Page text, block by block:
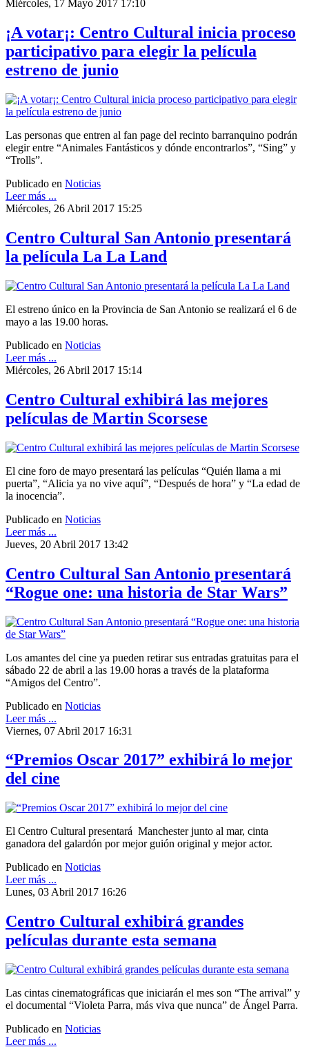
Miércoles, 17 Mayo 2017 17:10
¡A votar¡: Centro Cultural inicia proceso
participativo para elegir la película
estreno de junio
Las personas que entren al fan page del recinto barranquino podrán
elegir entre “Animales Fantásticos y dónde encontrarlos”, “Sing” y
“Trolls”.
Publicado en Noticias
Leer más ...
Miércoles, 26 Abril 2017 15:25
Centro Cultural San Antonio presentará
la película La La Land
El estreno único en la Provincia de San Antonio se realizará el 6 de
mayo a las 19.00 horas.
Publicado en Noticias
Leer más ...
Miércoles, 26 Abril 2017 15:14
Centro Cultural exhibirá las mejores
películas de Martin Scorsese
El cine foro de mayo presentará las películas “Quién llama a mi
puerta”, “Alicia ya no vive aquí”, “Después de hora” y “La edad de
la inocencia”.
Publicado en Noticias
Leer más ...
Jueves, 20 Abril 2017 13:42
Centro Cultural San Antonio presentará
“Rogue one: una historia de Star Wars”
Los amantes del cine ya pueden retirar sus entradas gratuitas para el
sábado 22 de abril a las 19.00 horas a través de la plataforma
“Amigos del Centro”.
Publicado en Noticias
Leer más ...
Viernes, 07 Abril 2017 16:31
“Premios Oscar 2017” exhibirá lo mejor
del cine
El Centro Cultural presentará Manchester junto al mar, cinta
ganadora del galardón por mejor guión original y mejor actor.
Publicado en Noticias
Leer más ...
Lunes, 03 Abril 2017 16:26
Centro Cultural exhibirá grandes
películas durante esta semana
Las cintas cinematográficas que iniciarán el mes son “The arrival” y
el documental “Violeta Parra, más viva que nunca” de Ángel Parra.
Publicado en Noticias
Leer más ...